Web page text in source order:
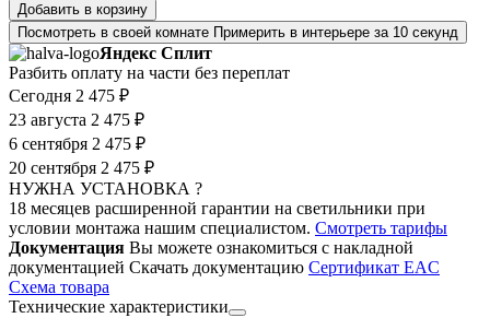
Добавить в корзину
Посмотреть в своей комнате Примерить в интерьере за 10 секунд
Яндекс Сплит
Разбить оплату на части без переплат
Сегодня 2 475 ₽
23 августа 2 475 ₽
6 сентября 2 475 ₽
20 сентября 2 475 ₽
НУЖНА УСТАНОВКА ?
18 месяцев расширенной гарантии на светильники при
условии монтажа нашим специалистом. Смотреть тарифы
Документация Вы можете ознакомиться с накладной
документацией Скачать документацию Cертификат EAC
Cхема товара
Технические характеристики